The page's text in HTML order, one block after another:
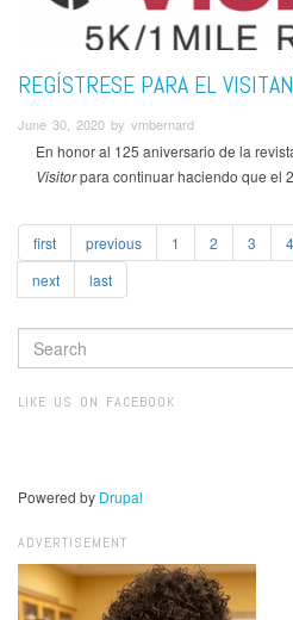
REGÍSTRESE PARA EL
June 30, 2020 by vmbernard
En honor al 125 aniversario de la
Visitorpara continuar haciendo que el
first previous 1 2 3 4
next
last
SEARCH
FORM
LIKE US ON FACEBOOK
Powered by Drupal
ADVERTISEMENT